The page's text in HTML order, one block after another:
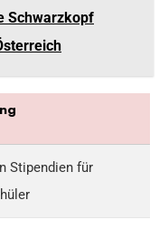
Schwarzkopf
Stipendien für